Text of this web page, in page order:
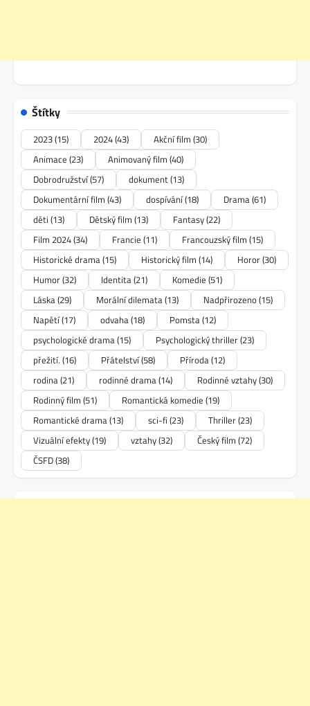
Štítky
2023(15) 2024(43) Akční film (30)
Animace (23) Animovaný film (40)
Dobrodružství(57) dokument(13)
Dokumentární film (43) dospívání(18) Drama(61)
děti (13) Dětský film (13) Fantasy(22)
Film 2024(34) Francie (11) Francouzský film (15)
Historické drama(15) Historický film (14) Horor(30)
Humor(32) Identita(21) Komedie (51)
Láska(29) Morální dilemata(13) Nadpřirozeno(15)
Napětí(17) odvaha(18) Pomsta(12)
psychologické drama(15) Psychologický thriller(23)
přežití. (16) Přátelství(58) Příroda(12)
rodina(21) rodinné drama(14) Rodinné vztahy(30)
Rodinný film (51) Romantická komedie (19)
Romantické drama(13) sci-fi (23) Thriller(23)
Vizuální efekty(19) vztahy(32) Český film (72)
ČSFD(38)